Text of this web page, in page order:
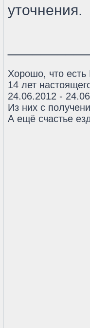
уточнения.
Хорошо, что
14 лет
24.06.2012 -
Из них с
А ещё счастье